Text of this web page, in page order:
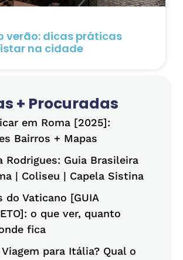
verão: dicas práticas
na cidade
+ Procuradas
em Roma [2025]:
Bairros + Mapas
Rodrigues: Guia Brasileira
| Coliseu | Capela Sistina
do Vaticano [GUIA
o que ver, quanto
fica
para Itália? Qual o